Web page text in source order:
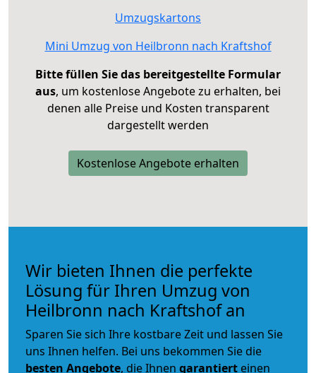
Umzugskartons
Mini Umzug von Heilbronn nach Kraftshof
Bitte füllen Sie das bereitgestellte Formular
aus, um kostenlose Angebote zu erhalten, bei
denen alle Preise und Kosten transparent
dargestellt werden
Kostenlose Angebote erhalten
Wir bieten Ihnen die perfekte
Lösung für Ihren Umzug von
Heilbronn nach Kraftshof an
Sparen Sie sich Ihre kostbare Zeit und lassen Sie
uns Ihnen helfen. Bei uns bekommen Sie die
besten Angebote, die Ihnen garantiert einen